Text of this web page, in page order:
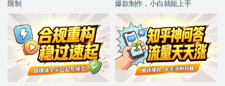
限制
爆款制作，小白就能上手